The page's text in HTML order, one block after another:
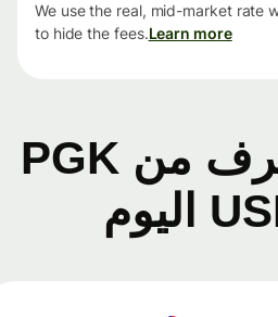
We use the real, mid-market
to hide the fees.Learn more
أسعار الصرف من PGK